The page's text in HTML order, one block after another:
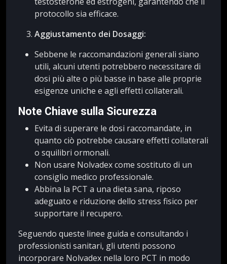
protocollo sia efficace.
Aggiustamento dei Dosaggi:
Sebbene le raccomandazioni generali siano
utili, alcuni utenti potrebbero necessitare di
dosi più alte o più basse in base alle proprie
esigenze uniche e agli effetti collaterali.
Note Chiave sulla Sicurezza
Evita di superare le dosi raccomandate, in
quanto ciò potrebbe causare effetti collaterali
o squilibri ormonali.
Non usare Nolvadex come sostituto di un
consiglio medico professionale.
Abbina la PCT a una dieta sana, riposo
adeguato e riduzione dello stress fisico per
supportare il recupero.
Seguendo queste linee guida e consultando i
professionisti sanitari, gli utenti possono
incorporare Nolvadex nella loro PCT in modo